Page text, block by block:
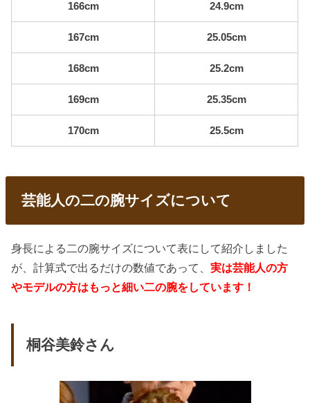
166cm 24.9cm
167cm 25.05cm
168cm 25.2cm
169cm 25.35cm
170cm 25.5cm
芸能人の二の腕サイズについて
身長による二の腕サイズについて表にして紹介しました
が、計算式で出るだけの数値であって、実は芸能人の方
やモデルの方はもっと細い二の腕をしています！
桐谷美鈴さん